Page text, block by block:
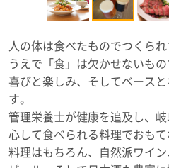
人の体は食べたものでつくら
うえで「食」は欠かせないも
喜びと楽しみ、そしてベース
す。
管理栄養士が健康を追及し、
心して食べられる料理でおもて
料理はもちろん、自然派ワイ